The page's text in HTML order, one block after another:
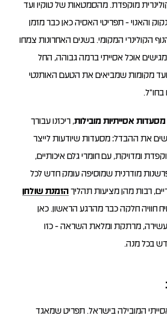
קולינרית מוקפדת. מהסמטאות של טוקיו ועד
והאנוי - תפריטי האסיה כאן כבר מזמן
הקולינרי המקומי. בשנים האחרונות צמחו
אוכל אסייתי ברמה גבוהה, החל
ועד מקומות שמביאים את הטעם האותנטי
בחו״ל.
, ריכזנו עבורך
את ההבדל: מסעדות שיודעות לייצר
ומדויקת, עם חומרי גלם איכותיים,
מודרנית שמוסיפה עומק חדש לכל
רבות מהן מציעות תהליך הזמנת שולחן
חוויה חלקה כבר מהרגע הראשון. כאן
מרתקת ומלאת השראה - כזו
בכל מנה.
המובילה בישראל. תפריט שמאגד